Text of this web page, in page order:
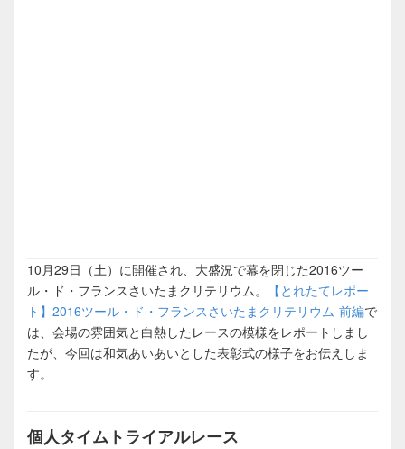
10月29日（土）に開催され、大盛況で幕を閉じた2016ツー
ル・ド・フランスさいたまクリテリウム。
【とれたてレポー
ト】2016ツール・ド・フランスさいたまクリテリウム-前編で
は、会場の雰囲気と白熱したレースの模様をレポートしまし
たが、今回は和気あいあいとした表彰式の様子をお伝えしま
す。
個人タイムトライアルレース